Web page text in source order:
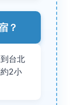
？
台北
2小